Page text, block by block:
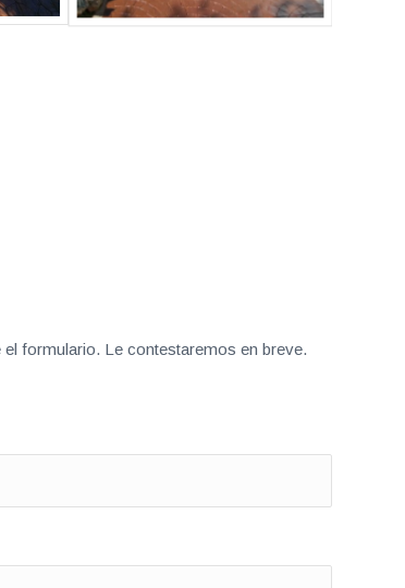
formulario. Le contestaremos en breve.